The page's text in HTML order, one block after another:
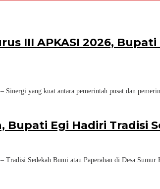
III APKASI 2026,
yang kuat antara pemerintah pusat dan
Bupati Egi Hadiri Tradisi
Tradisi Sedekah Bumi atau Paperahan di Desa